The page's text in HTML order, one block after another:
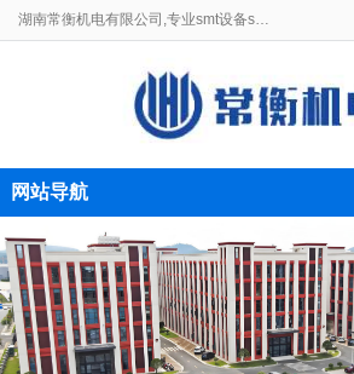
湖南常衡机电有限公司,专业smt设备smt贴片机生产线制造商。
网站导航